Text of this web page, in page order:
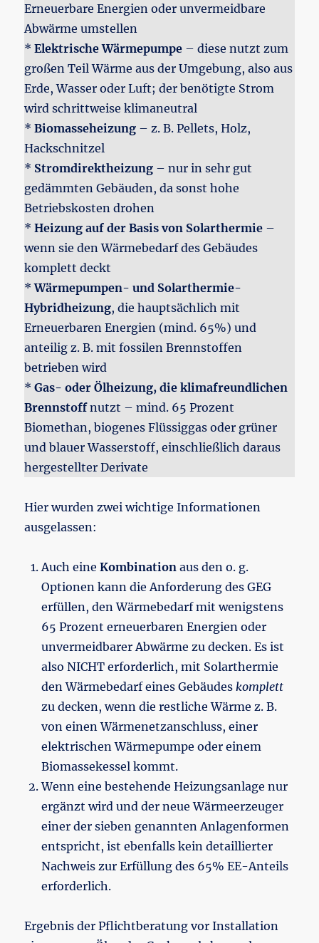
Erneuerbare Energien oder unvermeidbare
Abwärme umstellen
*Elektrische Wärmepumpe – diese nutzt zum
großen Teil Wärme aus der Umgebung, also aus
Erde, Wasser oder Luft; der benötigte Strom
wird schrittweise klimaneutral
*Biomasseheizung – z. B. Pellets, Holz,
Hackschnitzel
* Stromdirektheizung – nur in sehr gut
gedämmten Gebäuden, da sonst hohe
Betriebskosten drohen
*Heizung auf der Basis von Solarthermie –
wenn sie den Wärmebedarf des Gebäudes
komplett deckt
*Wärmepumpen- und Solarthermie-
Hybridheizung, die hauptsächlich mit
Erneuerbaren Energien (mind. 65%) und
anteilig z. B. mit fossilen Brennstoffen
betrieben wird
*Gas- oder Ölheizung, die klimafreundlichen
Brennstoffnutzt – mind. 65 Prozent
Biomethan, biogenes Flüssiggas oder grüner
und blauer Wasserstoff, einschließlich daraus
hergestellter Derivate
Hier wurden zwei wichtige Informationen
ausgelassen:
Auch eineKombinationaus den o. g.
Optionen kann die Anforderung des GEG
erfüllen, den Wärmebedarf mit wenigstens
65 Prozent erneuerbaren Energien oder
unvermeidbarer Abwärme zu decken. Es ist
also NICHT erforderlich, mit Solarthermie
den Wärmebedarf eines Gebäudes komplett
zu decken, wenn die restliche Wärme z. B.
von einen Wärmenetzanschluss, einer
elektrischen Wärmepumpe oder einem
Biomassekessel kommt.
Wenn eine bestehende Heizungsanlage nur
ergänzt wird und der neue Wärmeerzeuger
einer der sieben genannten Anlagenformen
entspricht, ist ebenfalls kein detaillierter
Nachweis zur Erfüllung des 65% EE-Anteils
erforderlich.
Ergebnis der Pflichtberatung vor Installation